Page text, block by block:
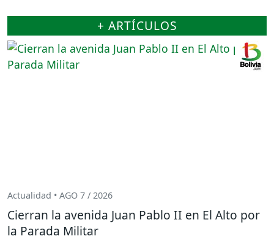
+ ARTÍCULOS
Actualidad • AGO 7 / 2026
Cierran la avenida Juan Pablo II en El Alto por
la Parada Militar